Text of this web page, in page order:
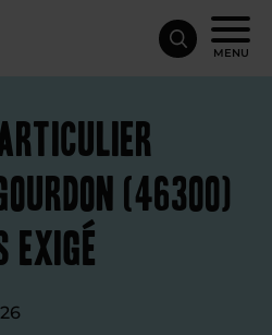
MENU
(46300)
exigé